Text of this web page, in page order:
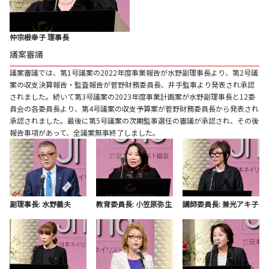
仲宗根幸子 理事長
議案審議
議案審議では、第1号議案の2022年度事業報告が水野副理事長より、第2号議
案の収支決算報告・監査報告が菅野財務委員長、井手監事より発表され承認
されました。続いて第3号議案の2023年度事業計画案が水野副理事長と12委
員会の各委員長より、第4号議案の収支予算案が菅野財務委員長から発表され
承認されました。最後に第5号議案の次期監事選任の審議が承認され、その後
報告事項があって、全議案無事終了しました。
副理事長: 水野義夫 教育委員長: 小笠原弥生 講師委員長: 兼光アキ子